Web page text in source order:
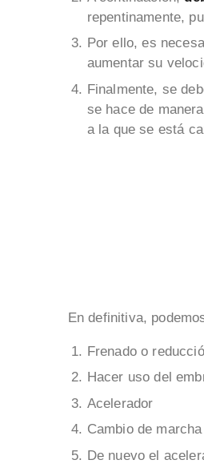
repentinamente,
Por ello, es
aumentar su
Finalmente, se
se hace de
a la que se está
En definitiva,
Frenado o
Hacer uso del
Acelerador
Cambio de marcha
De nuevo el